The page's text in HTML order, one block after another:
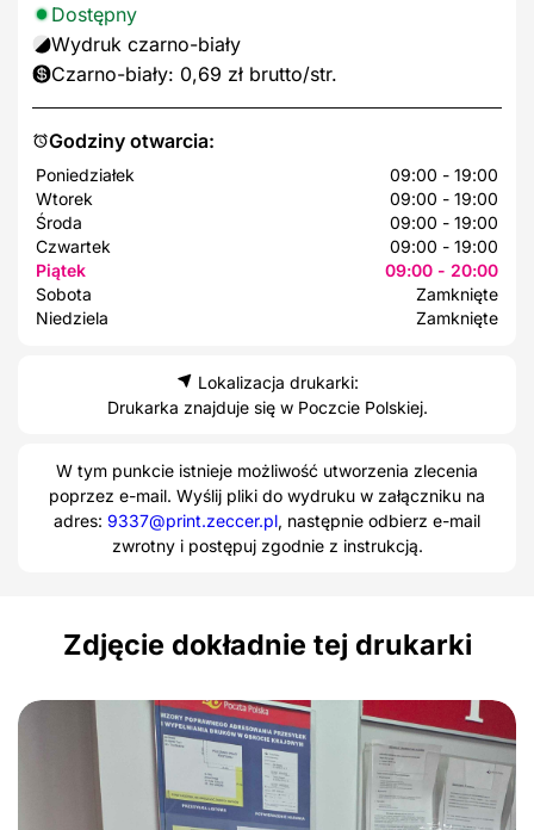
Godziny otwarcia:
Poniedziałek
09:00 - 19:00
Wtorek
09:00 - 19:00
Środa
09:00 - 19:00
Czwartek
09:00 - 19:00
Piątek
09:00 - 20:00
Sobota
Zamknięte
Niedziela
Zamknięte
Dostępny
Wydruk czarno-biały
Czarno-biały: 0,69 zł brutto/str.
Lokalizacja drukarki:
Drukarka znajduje się w Poczcie Polskiej.
W tym punkcie istnieje możliwość utworzenia zlecenia
poprzez e-mail. Wyślij pliki do wydruku w załączniku na
adres: 9337@print.zeccer.pl, następnie odbierz e-mail
zwrotny i postępuj zgodnie z instrukcją.
Zdjęcie dokładnie tej drukarki